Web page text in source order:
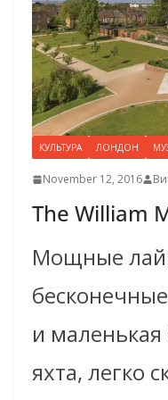
КУЛЬТУРА ЛОНДОН
November 12, 2016
The William
Мощные
и
яхта, легко